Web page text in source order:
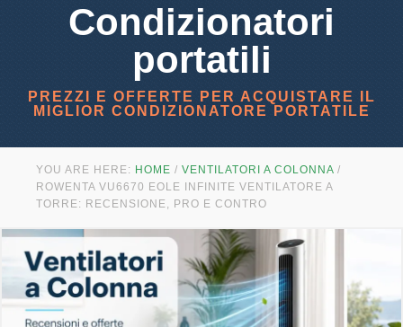
Condizionatori
portatili
PREZZI E OFFERTE PER ACQUISTARE IL
MIGLIOR CONDIZIONATORE PORTATILE
YOU ARE HERE: HOME / VENTILATORI A COLONNA /
ROWENTA VU6670 EOLE INFINITE VENTILATORE A
TORRE: RECENSIONE, PRO E CONTRO